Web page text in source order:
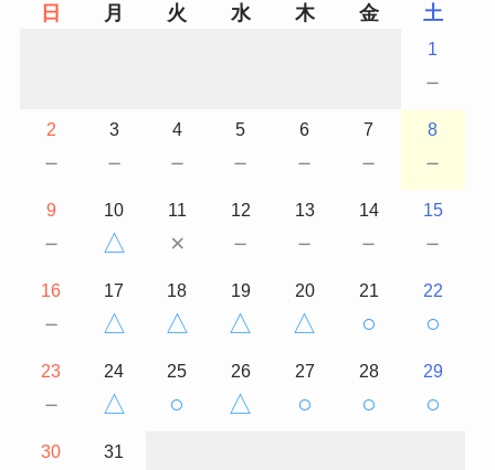
日
月 火 水 木 金 土
1
－
2
－
3
－
4
－
5
－
6
－
7
－
8
－
9
－
10
△
11
×
12
－
13
－
14
－
15
－
16
－
17
△
18
△
19
△
20
△
21
○
22
○
23
－
24
△
25
○
26
△
27
○
28
○
29
○
30 31